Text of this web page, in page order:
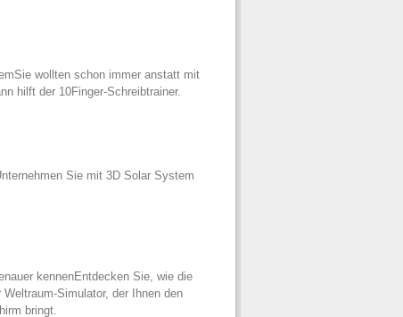
wollten schon immer anstatt mit
hilft der 10Finger-Schreibtrainer.
Sie mit 3D Solar System
kennenEntdecken Sie, wie die
Simulator, der Ihnen den
bringt.